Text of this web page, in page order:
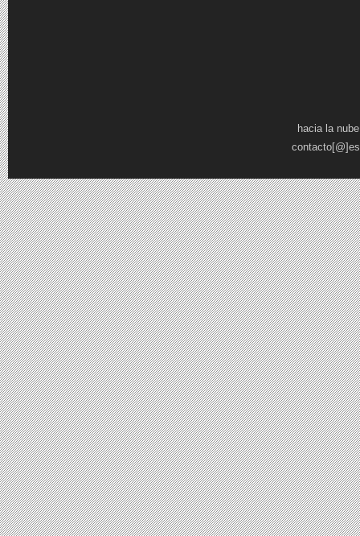
hacia la